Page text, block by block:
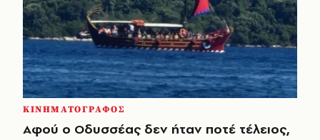
ΚΙΝΗΜΑΤΟΓΡΑΦΟΣ
Αφού ο Οδυσσέας δεν ήταν ποτέ τέλειος,